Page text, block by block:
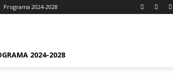
Programa 2024-2028
2024-2028